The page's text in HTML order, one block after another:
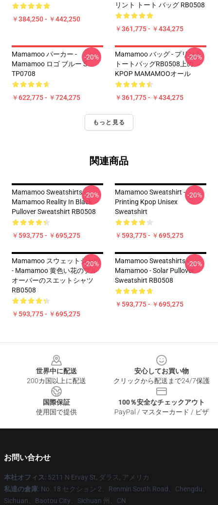
￥384,250 - ￥442,250
リント トート バッグ RB0508
￥361,775 - ￥434,275
Mamamoo パーカー -
Mamamoo ロゴ ブルー S
TP0708
￥622,775 - ￥724,275
-20%
Mamamoo バッグ - プリント
トートバッグRB0508上の
KPOP MAMAMOOオール
￥361,775 - ￥434,275
-20%
もっと見る
関連商品
Mamamoo Sweatshirts -
Mamamoo Reality In Black
Pullover Sweatshirt RB0508
￥593,775 - ￥695,275
-20%
Mamamoo Sweatshirt -
Printing Kpop Unisex
Sweatshirt
￥593,775 - ￥695,275
-20%
Mamamoo スウェットシャツ
- Mamamoo 黄色い花のプル
オーバーのスエットシャツ
RB0508
￥593,775 - ￥695,275
-20%
Mamamoo Sweatshirts -
Mamamoo - Solar Pullover
Sweatshirt RB0508
￥593,775 - ￥695,275
-20%
世界中に配送
200カ国以上に配送
安心してお買い物
クリックから配送まで24/7保護
国際保証
使用国で提供
100％安全なチェックアウト
PayPal / マスターカード / ビザ
お問い合わせ
本社オフィス: 5211 N Ervay St, ダラス, アメリカ
私達の倉庫: No. 18 セクション 2、Renmin South Road、Chengdu、
Sichuan、Baotou City、Sichuan 州、CN